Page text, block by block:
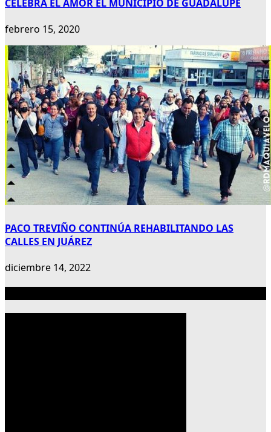
CELEBRA EL AMOR EL MUNICIPIO DE GUADALUPE
febrero 15, 2020
PACO TREVIÑO CONTINÚA REHABILITANDO LAS
CALLES EN JUÁREZ
diciembre 14, 2022